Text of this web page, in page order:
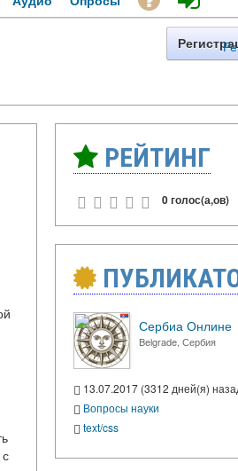
РЕЙТИНГ
0 голос(а,ов)
Сербиа Онлине
Belgrade, Сербия
13.07.2017 (3312 дней(я)
Вопросы науки
text/css